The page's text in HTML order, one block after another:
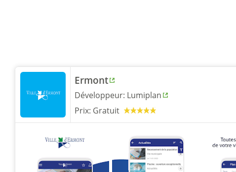
Ermont
Développeur: Lumiplan
Prix: Gratuit